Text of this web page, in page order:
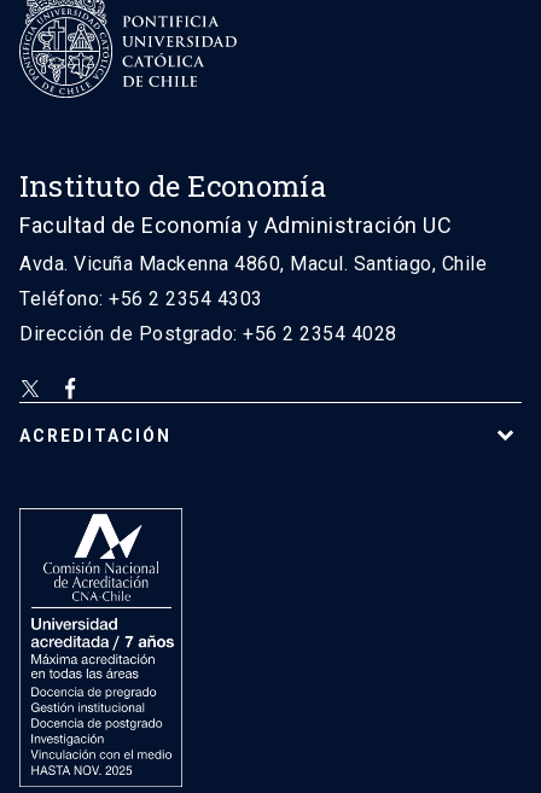
Instituto de Economía
Facultad de Economía y Administración UC
Avda. Vicuña Mackenna 4860, Macul. Santiago, Chile
Teléfono: +56 2 2354 4303
Dirección de Postgrado: +56 2 2354 4028
ACREDITACIÓN